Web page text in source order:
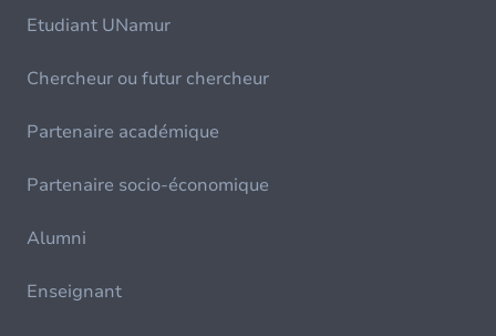
Etudiant UNamur
Chercheur ou futur chercheur
Partenaire académique
Partenaire socio-économique
Alumni
Enseignant